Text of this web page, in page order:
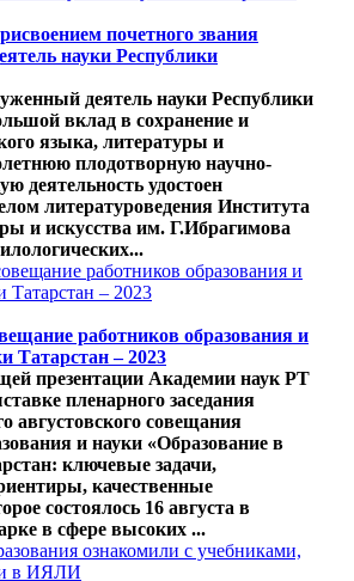
почетного звания
науки Республики
деятель науки Республики
вклад в сохранение и
языка, литературы и
плодотворную научно-
деятельность удостоен
литературоведения Института
и искусства им. Г.Ибрагимова
работников образования и
Татарстан – 2023
презентации Академии наук РТ
пленарного заседания
августовского совещания
и науки «Образование в
ключевые задачи,
качественные
состоялось 16 августа в
в сфере высоких ...